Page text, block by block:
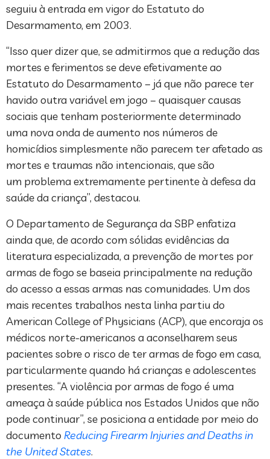
seguiu à entrada em vigor do Estatuto do
Desarmamento, em 2003.
“Isso quer dizer que, se admitirmos que a redução das
mortes e ferimentos se deve efetivamente ao
Estatuto do Desarmamento – já que não parece ter
havido outra variável em jogo – quaisquer causas
sociais que tenham posteriormente determinado
uma nova onda de aumento nos números de
homicídios simplesmente não parecem ter afetado as
mortes e traumas não intencionais, que são
um problema extremamente pertinente à defesa da
saúde da criança”, destacou.
O Departamento de Segurança da SBP enfatiza
ainda que, de acordo com sólidas evidências da
literatura especializada, a prevenção de mortes por
armas de fogo se baseia principalmente na redução
do acesso a essas armas nas comunidades. Um dos
mais recentes trabalhos nesta linha partiu do
American College of Physicians (ACP), que encoraja os
médicos norte-americanos a aconselharem seus
pacientes sobre o risco de ter armas de fogo em casa,
particularmente quando há crianças e adolescentes
presentes. “A violência por armas de fogo é uma
ameaça à saúde pública nos Estados Unidos que não
pode continuar”, se posiciona a entidade por meio do
documento Reducing Firearm Injuries and Deaths in
the United States.